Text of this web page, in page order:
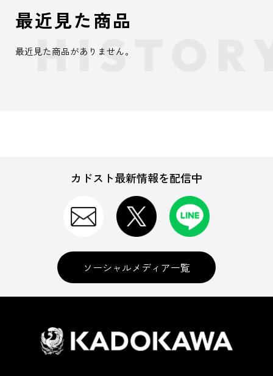
最近見た商品
最近見た商品がありません。
カドスト最新情報を配信中
ソーシャルメディア一覧